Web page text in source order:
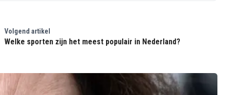
Volgend artikel
Welke sporten zijn het meest populair in Nederland?